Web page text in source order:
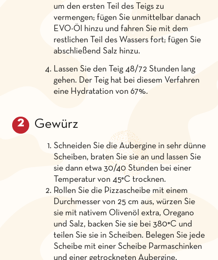
um den ersten Teil des Teigs zu
vermengen; fügen Sie unmittelbar danach
EVO-Öl hinzu und fahren Sie mit dem
restlichen Teil des Wassers fort; fügen Sie
abschließend Salz hinzu.
Lassen Sie den Teig 48/72 Stunden lang
gehen. Der Teig hat bei diesem Verfahren
eine Hydratation von 67%.
Gewürz
Schneiden Sie die Aubergine in sehr dünne
Scheiben, braten Sie sie an und lassen Sie
sie dann etwa 30/40 Stunden bei einer
Temperatur von 45°C trocknen.
Rollen Sie die Pizzascheibe mit einem
Durchmesser von 25 cm aus, würzen Sie
sie mit nativem Olivenöl extra, Oregano
und Salz, backen Sie sie bei 380°C und
teilen Sie sie in Scheiben. Belegen Sie jede
Scheibe mit einer Scheibe Parmaschinken
und einer getrockneten Aubergine.